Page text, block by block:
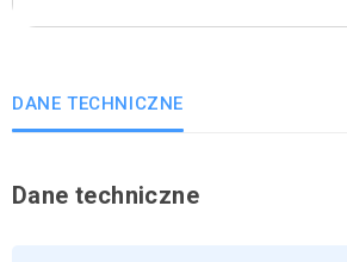
DANE TECHNICZNE
Dane techniczne